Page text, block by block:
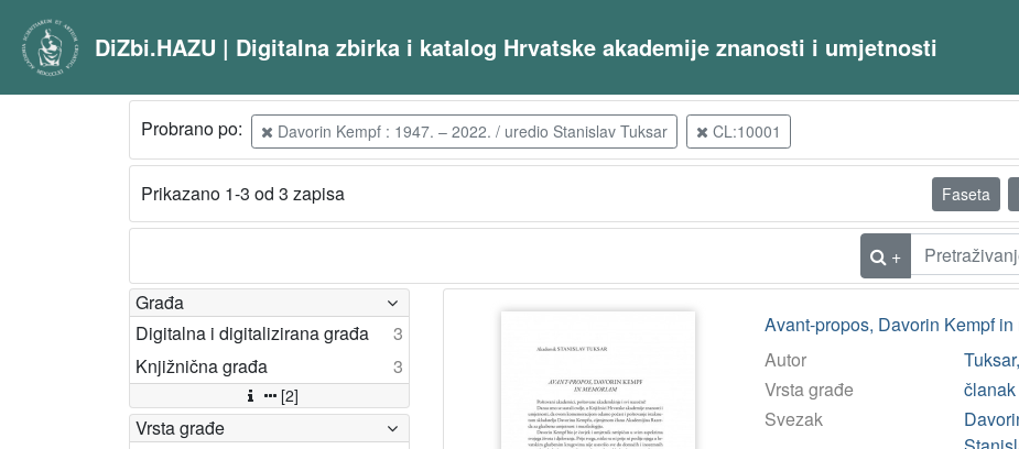
DiZbi.HAZU | Digitalna zbirka i katalog Hrvatske akademije znanosti i umjetnosti
Probrano po: Davorin Kempf : 1947. – 2022. / uredio Stanislav Tuksar CL:10001
Prikazano 1-3 od 3 zapisa Faseta
+
Građa
Digitalna i digitalizirana građa
3
Knjižnična građa
3
[2]
Vrsta građe
Avant-propos, Davorin Kempf
Autor
Vrsta građe
članak
Svezak